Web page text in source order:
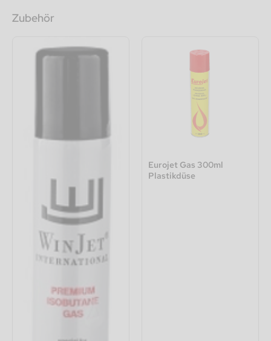
Zubehör
Eurojet Gas 300ml
Plastikdüse